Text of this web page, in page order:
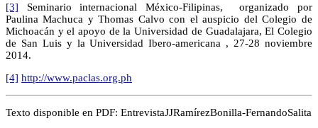
[3] Seminario internacional México-Filipinas, organizado por
Paulina Machuca y Thomas Calvo con el auspicio del Colegio de
Michoacán y el apoyo de la Universidad de Guadalajara, El Colegio
de San Luis y la Universidad Ibero-americana , 27-28 noviembre
2014.
[4] http://www.paclas.org.ph
Texto disponible en PDF: EntrevistaJJRamírezBonilla-FernandoSalita